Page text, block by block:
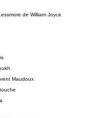
de William Joyce
Maudoux